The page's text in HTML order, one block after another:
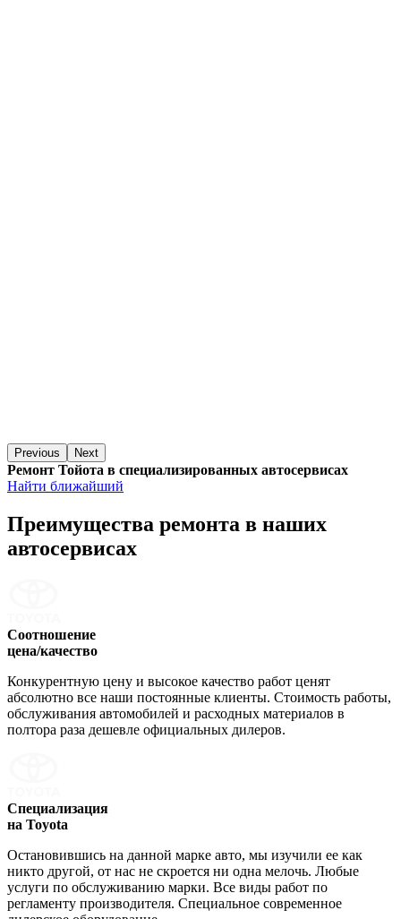
Previous Next
Ремонт Тойота в специализированных автосервисах
Найти ближайший
Преимущества ремонта в наших
автосервисах
Соотношение
цена/качество
Конкурентную цену и высокое качество работ ценят
абсолютно все наши постоянные клиенты. Стоимость работы,
обслуживания автомобилей и расходных материалов в
полтора раза дешевле официальных дилеров.
Специализация
на Toyota
Остановившись на данной марке авто, мы изучили ее как
никто другой, от нас не скроется ни одна мелочь. Любые
услуги по обслуживанию марки. Все виды работ по
регламенту производителя. Специальное современное